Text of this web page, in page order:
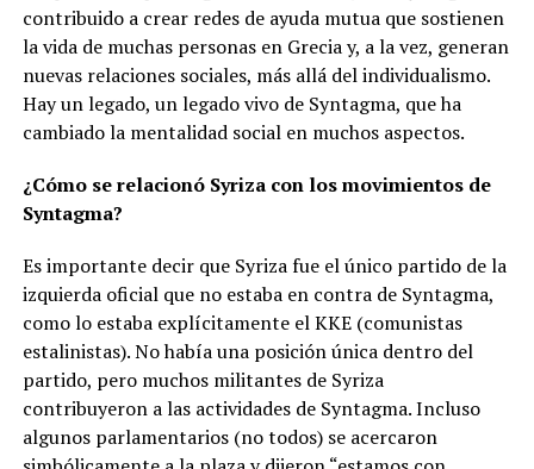
contribuido a crear redes de ayuda mutua que sostienen
la vida de muchas personas en Grecia y, a la vez, generan
nuevas relaciones sociales, más allá del individualismo.
Hay un legado, un legado vivo de Syntagma, que ha
cambiado la mentalidad social en muchos aspectos.
¿Cómo se relacionó Syriza con los movimientos de
Syntagma?
Es importante decir que Syriza fue el único partido de la
izquierda oficial que no estaba en contra de Syntagma,
como lo estaba explícitamente el KKE (comunistas
estalinistas). No había una posición única dentro del
partido, pero muchos militantes de Syriza
contribuyeron a las actividades de Syntagma. Incluso
algunos parlamentarios (no todos) se acercaron